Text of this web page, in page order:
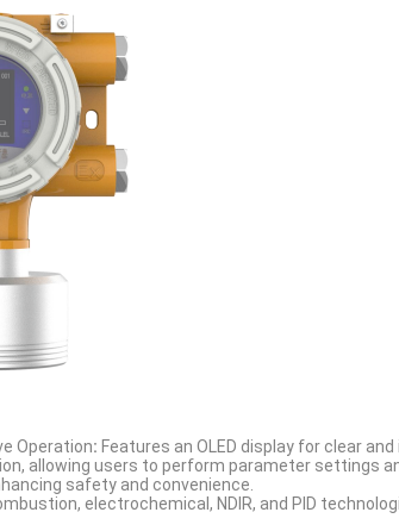
Operation: Features an OLED display for clear
allowing users to perform parameter settings
safety and convenience.
electrochemical, NDIR, and PID